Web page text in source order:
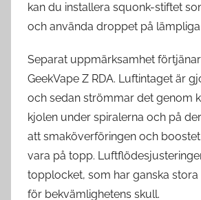
kan du installera squonk-stiftet
och använda droppet på lämpliga
Separat uppmärksamhet
GeekVape Z RDA. Luftintaget är
och sedan strömmar det genom
kjolen under spiralerna och på
att smaköverföringen och
vara på topp.
topplocket, som har ganska
för bekvämlighetens skull.